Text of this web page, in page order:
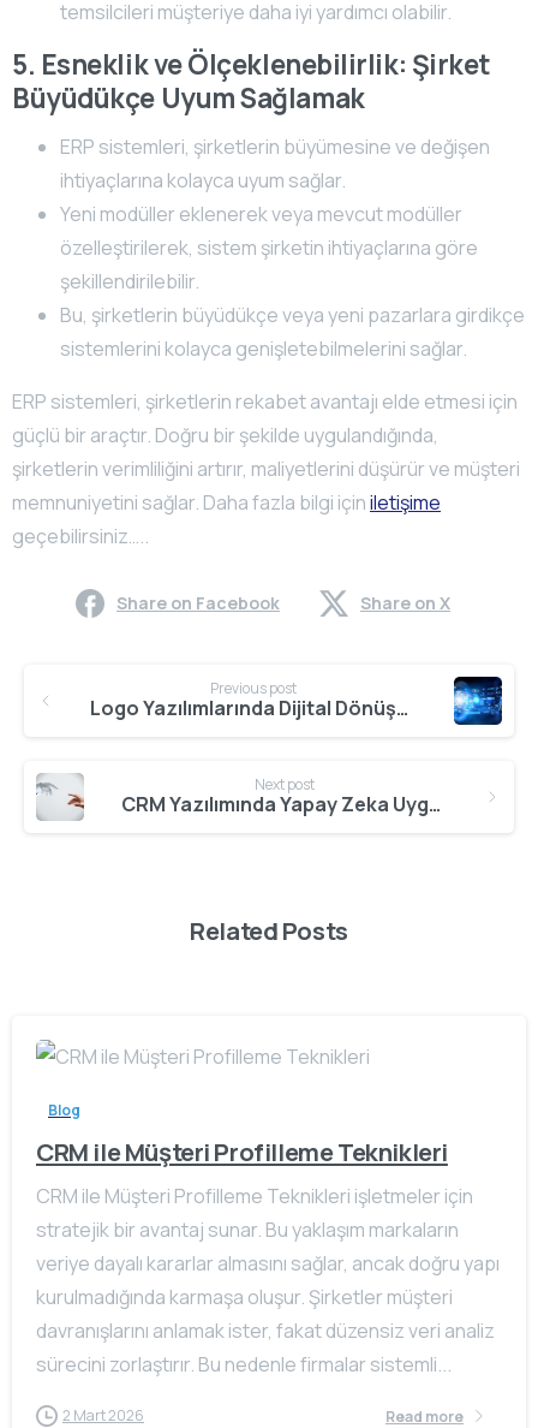
temsilcileri müşteriye daha iyi yardımcı olabilir.
5. Esneklik ve Ölçeklenebilirlik: Şirket
Büyüdükçe Uyum Sağlamak
ERP sistemleri, şirketlerin büyümesine ve değişen
ihtiyaçlarına kolayca uyum sağlar.
Yeni modüller eklenerek veya mevcut modüller
özelleştirilerek, sistem şirketin ihtiyaçlarına göre
şekillendirilebilir.
Bu, şirketlerin büyüdükçe veya yeni pazarlara girdikçe
sistemlerini kolayca genişletebilmelerini sağlar.
ERP sistemleri, şirketlerin rekabet avantajı elde etmesi için
güçlü bir araçtır. Doğru bir şekilde uygulandığında,
şirketlerin verimliliğini artırır, maliyetlerini düşürür ve müşteri
memnuniyetini sağlar. Daha fazla bilgi içiniletişime
geçebilirsiniz…..
Share on Facebook Share on X
Reading
Previous post
Logo Yazılımlarında Dijital Dönüşüm Çözümleri
Next post
CRM Yazılımında Yapay Zeka Uygulamaları
Related Posts
Blog
CRM ile Müşteri Profilleme Teknikleri
CRM ile Müşteri Profilleme Teknikleri işletmeler için
stratejik bir avantaj sunar. Bu yaklaşım markaların
veriye dayalı kararlar almasını sağlar, ancak doğru yapı
kurulmadığında karmaşa oluşur. Şirketler müşteri
davranışlarını anlamak ister, fakat düzensiz veri analiz
sürecini zorlaştırır. Bu nedenle firmalar sistemli...
2 Mart 2026 Read more